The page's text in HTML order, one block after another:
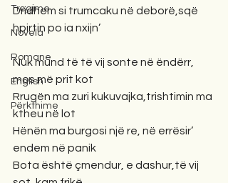
Tregime
Novela
Romane
English
Përkthime
Dridhem si trumcaku në deborë,sqë
hpirtin po ia nxijn’
Nuk mund të të vij sonte në ëndërr,
mos më prit kot
Rrugën ma zuri kukuvajka,trishtimin ma
ktheu në lot
Hënën ma burgosi një re, në errësir’
endem në panik
Bota është çmendur, e dashur,të vij